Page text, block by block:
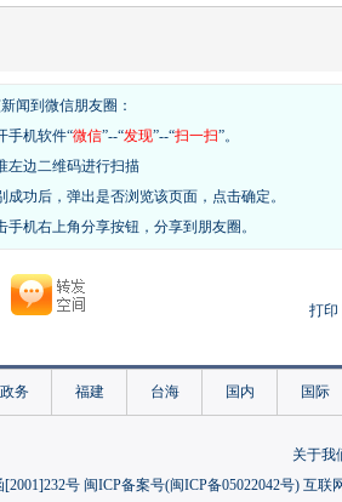
闻到微信朋友圈：
手机软件“微信”--“发现”--“扫一扫”。
左边二维码进行扫描
成功后，弹出是否浏览该页面，点击确定。
手机右上角分享按钮，分享到朋友圈。
打印
政务 福建 台海 国内 国际
关于我
[2001]232号 闽ICP备案号(闽ICP备05022042号) 互联